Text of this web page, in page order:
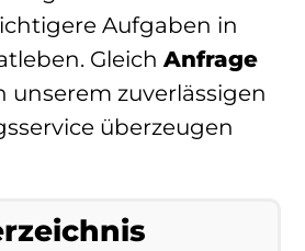
Aufgaben in
Gleich Anfrage
unserem zuverlässigen
überzeugen